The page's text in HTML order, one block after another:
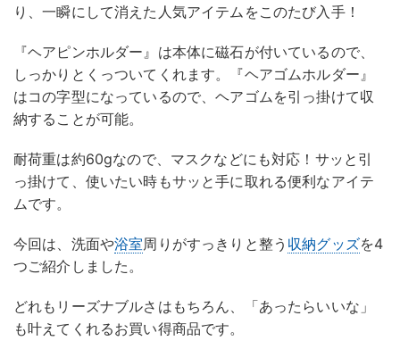
り、一瞬にして消えた人気アイテムをこのたび入手！
『ヘアピンホルダー』は本体に磁石が付いているので、
しっかりとくっついてくれます。『ヘアゴムホルダー』
はコの字型になっているので、ヘアゴムを引っ掛けて収
納することが可能。
耐荷重は約60gなので、マスクなどにも対応！サッと引
っ掛けて、使いたい時もサッと手に取れる便利なアイテ
ムです。
今回は、洗面や浴室周りがすっきりと整う 収納グッズを4
つご紹介しました。
どれもリーズナブルさはもちろん、「あったらいいな」
も叶えてくれるお買い得商品です。